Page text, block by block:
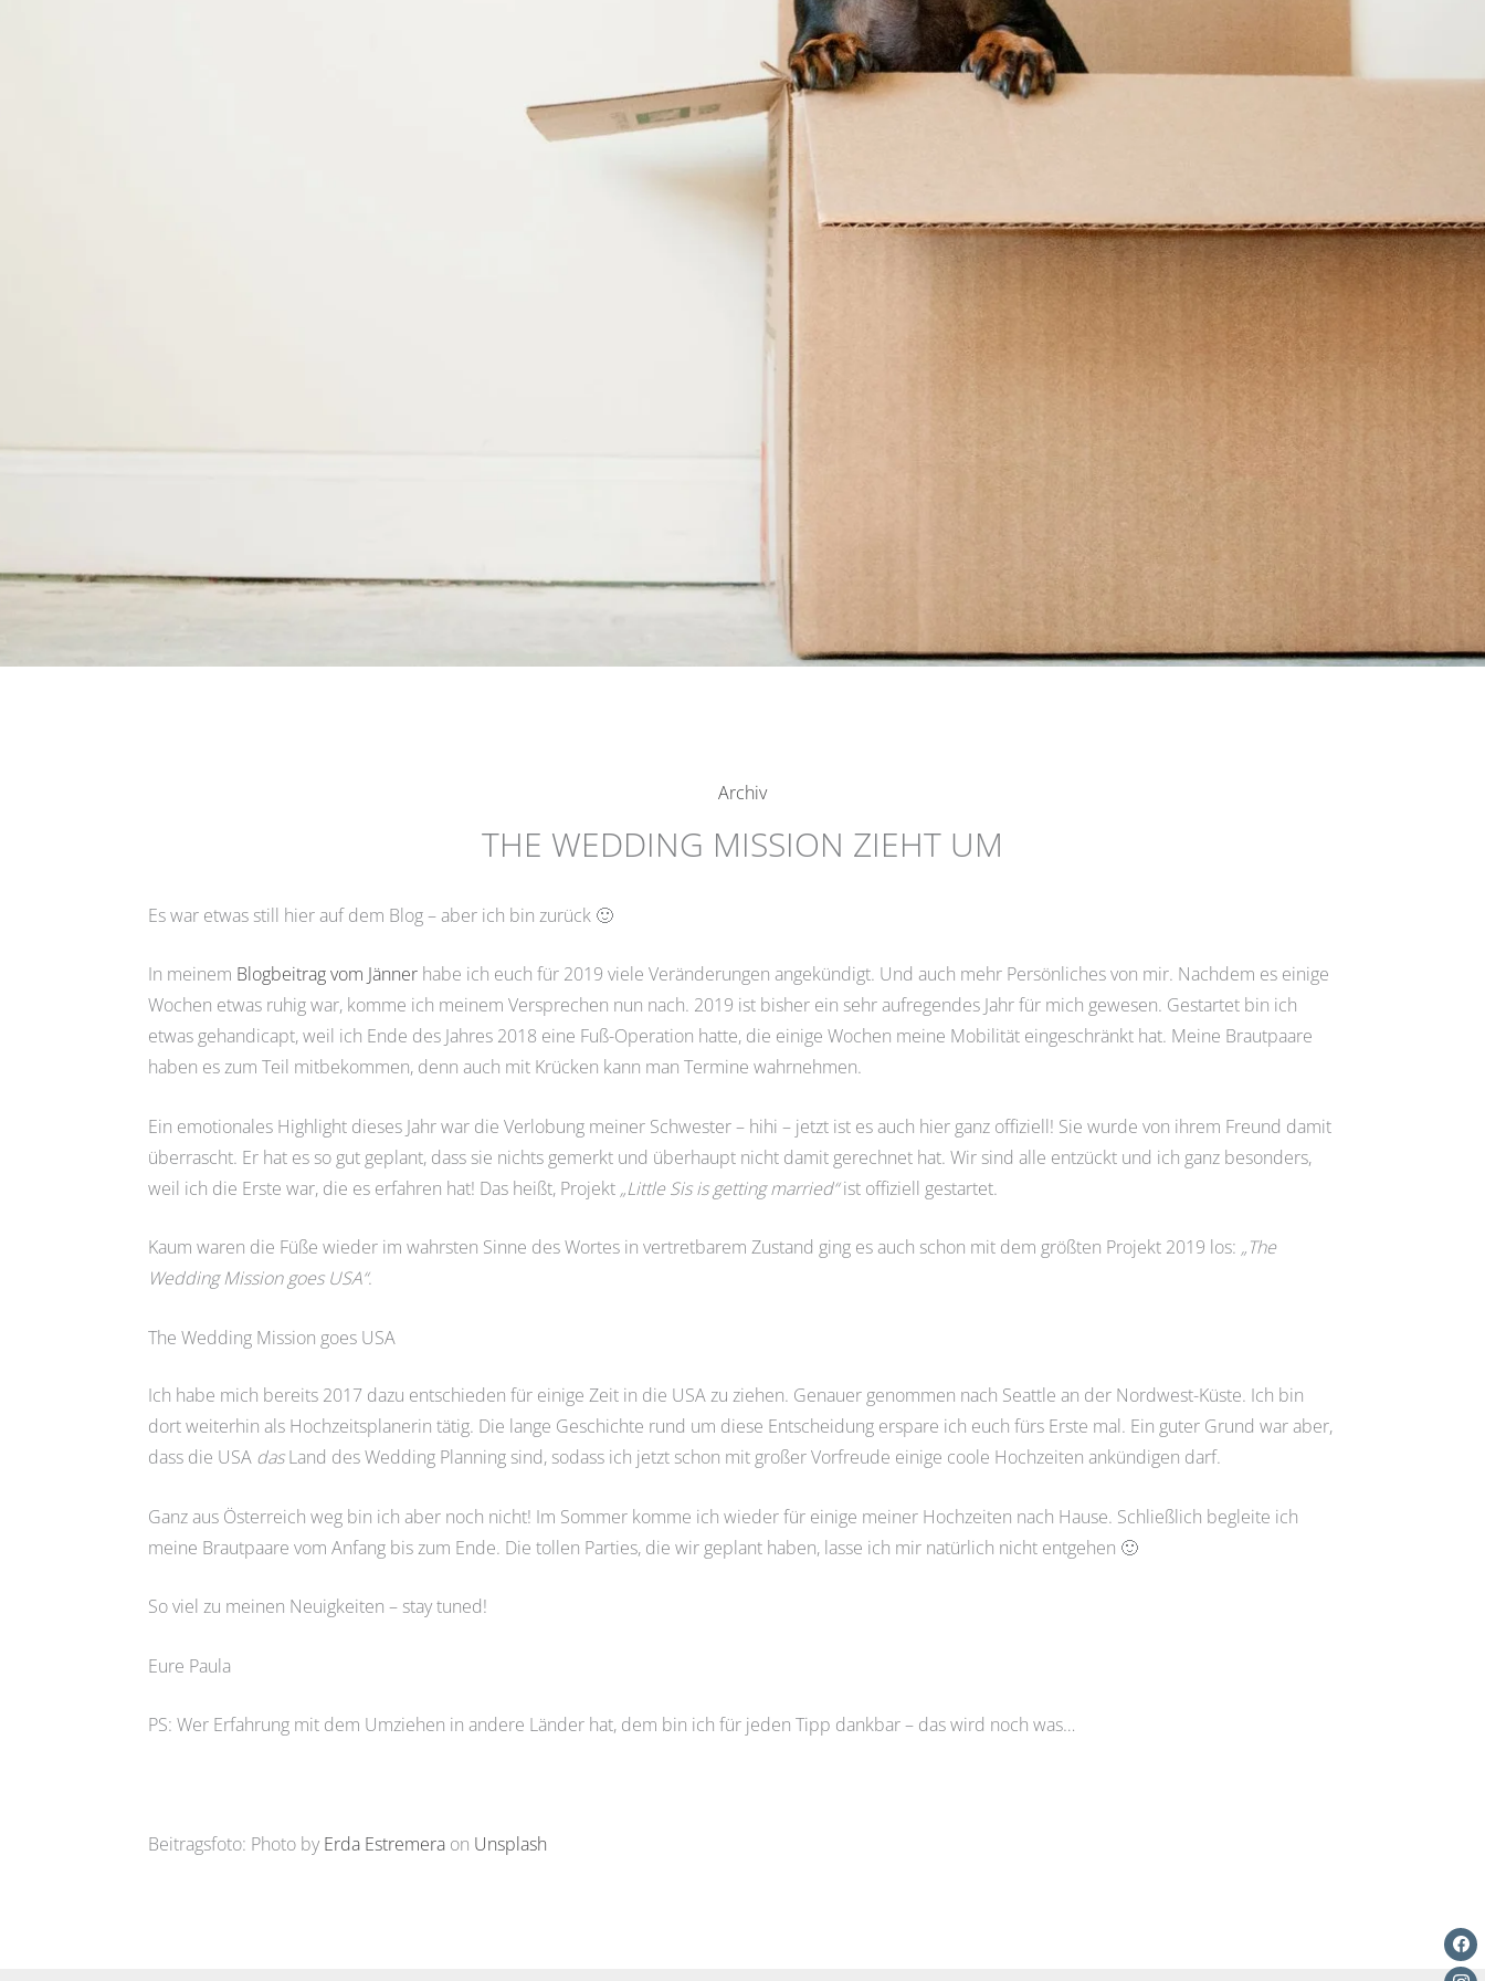
Archiv
THE WEDDING MISSION ZIEHT UM
Es war etwas still hier auf dem Blog – aber ich bin zurück 🙂
In meinem Blogbeitrag vom Jänner habe ich euch für 2019 viele Veränderungen angekündigt. Und auch mehr Persönliches von mir. Nachdem es einige
Wochen etwas ruhig war, komme ich meinem Versprechen nun nach. 2019 ist bisher ein sehr aufregendes Jahr für mich gewesen. Gestartet bin ich
etwas gehandicapt, weil ich Ende des Jahres 2018 eine Fuß-Operation hatte, die einige Wochen meine Mobilität eingeschränkt hat. Meine Brautpaare
haben es zum Teil mitbekommen, denn auch mit Krücken kann man Termine wahrnehmen.
Ein emotionales Highlight dieses Jahr war die Verlobung meiner Schwester – hihi – jetzt ist es auch hier ganz offiziell! Sie wurde von ihrem Freund damit
überrascht. Er hat es so gut geplant, dass sie nichts gemerkt und überhaupt nicht damit gerechnet hat. Wir sind alle entzückt und ich ganz besonders,
weil ich die Erste war, die es erfahren hat! Das heißt, Projekt „Little Sis is getting married“ist offiziell gestartet.
Kaum waren die Füße wieder im wahrsten Sinne des Wortes in vertretbarem Zustand ging es auch schon mit dem größten Projekt 2019 los: „The
Wedding Mission goes USA“.
The Wedding Mission goes USA
Ich habe mich bereits 2017 dazu entschieden für einige Zeit in die USA zu ziehen. Genauer genommen nach Seattle an der Nordwest-Küste. Ich bin
dort weiterhin als Hochzeitsplanerin tätig. Die lange Geschichte rund um diese Entscheidung erspare ich euch fürs Erste mal. Ein guter Grund war aber,
dass die USA dasLand des Wedding Planning sind, sodass ich jetzt schon mit großer Vorfreude einige coole Hochzeiten ankündigen darf.
Ganz aus Österreich weg bin ich aber noch nicht! Im Sommer komme ich wieder für einige meiner Hochzeiten nach Hause. Schließlich begleite ich
meine Brautpaare vom Anfang bis zum Ende. Die tollen Parties, die wir geplant haben, lasse ich mir natürlich nicht entgehen 🙂
So viel zu meinen Neuigkeiten – stay tuned!
Eure Paula
PS: Wer Erfahrung mit dem Umziehen in andere Länder hat, dem bin ich für jeden Tipp dankbar – das wird noch was…
Beitragsfoto: Photo by Erda Estremera on Unsplash